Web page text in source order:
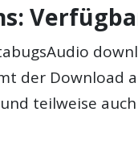
der Download
teilweise auch